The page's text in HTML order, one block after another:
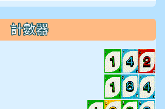
計數器